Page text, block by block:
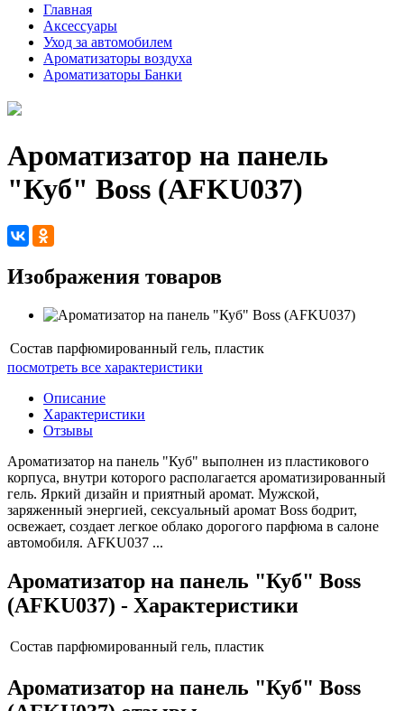
Главная
Аксессуары
Уход за автомобилем
Ароматизаторы воздуха
Ароматизаторы Банки
Ароматизатор на панель
"Куб" Boss (AFKU037)
Изображения товаров
Состав парфюмированный гель, пластик
посмотреть все характеристики
Описание
Характеристики
Отзывы
Ароматизатор на панель "Куб" выполнен из пластикового
корпуса, внутри которого располагается ароматизированный
гель. Яркий дизайн и приятный аромат. Мужской,
заряженный энергией, сексуальный аромат Boss бодрит,
освежает, создает легкое облако дорогого парфюма в салоне
автомобиля. AFKU037 ...
Ароматизатор на панель "Куб" Boss
(AFKU037) - Характеристики
Состав парфюмированный гель, пластик
Ароматизатор на панель "Куб" Boss